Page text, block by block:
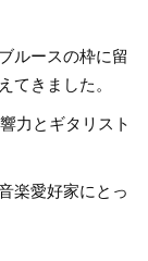
ルースの枠に留
てきました。
力とギタリスト
楽愛好家にとっ